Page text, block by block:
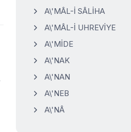
A\'MÂL-İ SÂLİHA
A\'MÂL-İ UHREVİYE
A\'MİDE
A\'NAK
A\'NAN
A\'NEB
A\'NÂ